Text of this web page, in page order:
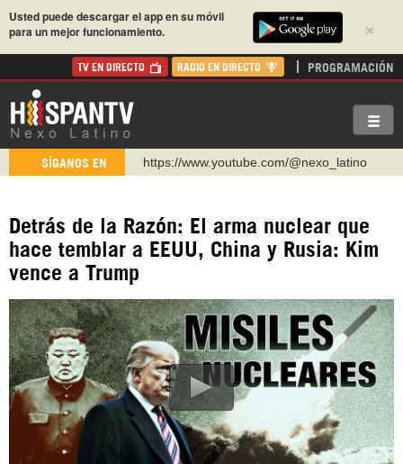
×
Usted puede descargar el app en su móvil
para un mejor funcionamiento.
TV EN DIRECTO RADIO EN DIRECTO PROGRAMACIÓN
SÍGANOS EN
https://www.youtube.com/@nexo_latino
https://t.me/hispantvcanal
https://urmedium.com/c/hispantv
Instagram como: hispan_tv
https://www.facebook.com/Nexolatino.Canal
Detrás de la Razón: El arma nuclear que
hace temblar a EEUU, China y Rusia: Kim
vence a Trump